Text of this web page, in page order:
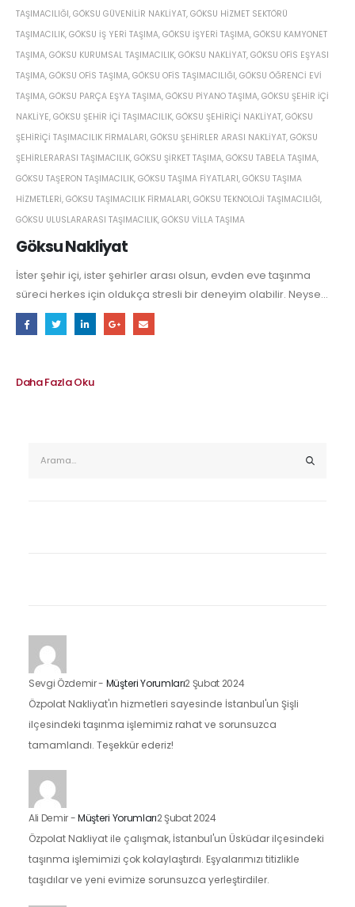
Göksu Nakliyat
TAŞIMACILIĞI, GÖKSU GÜVENILIR NAKLIYAT, GÖKSU HIZMET SEKTÖRÜ
TAŞIMACILIK, GÖKSU IŞ YERI TAŞIMA, GÖKSU IŞYERI TAŞIMA, GÖKSU KAMYONET
TAŞIMA, GÖKSU KURUMSAL TAŞIMACILIK, GÖKSU NAKLIYAT, GÖKSU OFIS EŞYASI
TAŞIMA, GÖKSU OFIS TAŞIMA, GÖKSU OFIS TAŞIMACILIĞI, GÖKSU ÖĞRENCI EVI
TAŞIMA, GÖKSU PARÇA EŞYA TAŞIMA, GÖKSU PIYANO TAŞIMA, GÖKSU ŞEHIR IÇI
NAKLIYE, GÖKSU ŞEHIR IÇI TAŞIMACILIK, GÖKSU ŞEHIRIÇI NAKLIYAT, GÖKSU
ŞEHIRIÇI TAŞIMACILIK FIRMALARI, GÖKSU ŞEHIRLER ARASI NAKLIYAT, GÖKSU
ŞEHIRLERARASI TAŞIMACILIK, GÖKSU ŞIRKET TAŞIMA, GÖKSU TABELA TAŞIMA,
GÖKSU TAŞERON TAŞIMACILIK, GÖKSU TAŞIMA FIYATLARI, GÖKSU TAŞIMA
HIZMETLERI, GÖKSU TAŞIMACILIK FIRMALARI, GÖKSU TEKNOLOJI TAŞIMACILIĞI,
GÖKSU ULUSLARARASI TAŞIMACILIK, GÖKSU VILLA TAŞIMA
İster şehir içi, ister şehirler arası olsun, evden eve taşınma
süreci herkes için oldukça stresli bir deneyim olabilir. Neyse...
Daha Fazla Oku
Sevgi Özdemir- Müşteri Yorumları2 Şubat 2024
Özpolat Nakliyat'ın hizmetleri sayesinde İstanbul'un Şişli
ilçesindeki taşınma işlemimiz rahat ve sorunsuzca
tamamlandı. Teşekkür ederiz!
Ali Demir-Müşteri Yorumları2 Şubat 2024
Özpolat Nakliyat ile çalışmak, İstanbul'un Üsküdar ilçesindeki
taşınma işlemimizi çok kolaylaştırdı. Eşyalarımızı titizlikle
taşıdılar ve yeni evimize sorunsuzca yerleştirdiler.